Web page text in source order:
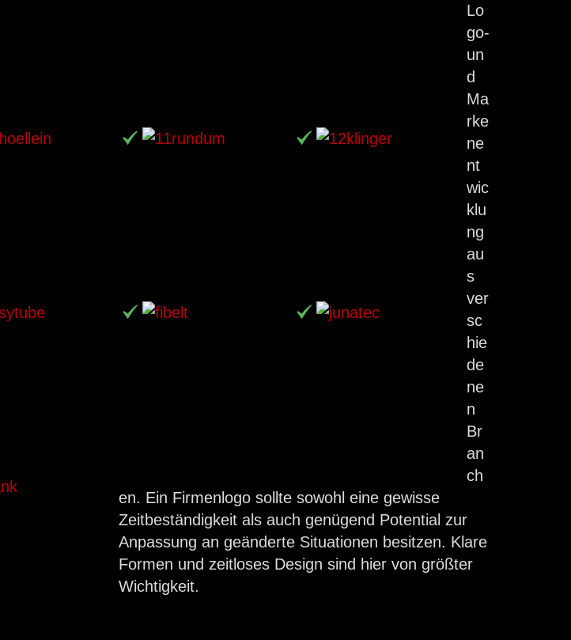
Lo
go-
un
d
Ma
rke
ne
nt
wic
klu
ng
au
s
ver
sc
hie
de
ne
n
Br
an
ch
en. Ein Firmenlogo sollte sowohl eine gewisse
Zeitbeständigkeit als auch genügend Potential zur
Anpassung an geänderte Situationen besitzen. Klare
Formen und zeitloses Design sind hier von größter
Wichtigkeit.